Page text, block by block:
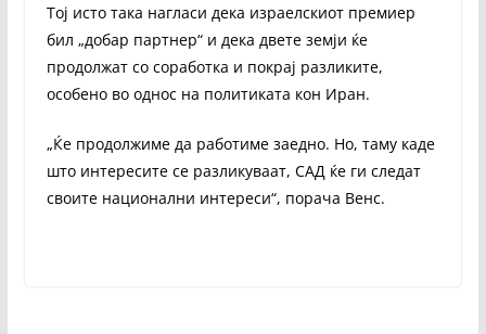
Тој исто така нагласи дека израелскиот премиер
бил „добар партнер“ и дека двете земји ќе
продолжат со соработка и покрај разликите,
особено во однос на политиката кон Иран.
„Ќе продолжиме да работиме заедно. Но, таму каде
што интересите се разликуваат, САД ќе ги следат
своите национални интереси“, порача Венс.